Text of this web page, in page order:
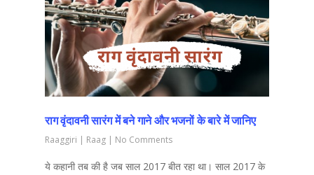
राग वृंदावनी सारंग में बने गाने और भजनों के बारे में जानिए
Raaggiri | Raag | No Comments
ये कहानी तब की है जब साल 2017 बीत रहा था। साल 2017 के